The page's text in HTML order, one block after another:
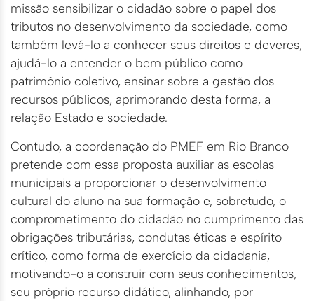
missão sensibilizar o cidadão sobre o papel dos
tributos no desenvolvimento da sociedade, como
também levá-lo a conhecer seus direitos e deveres,
ajudá-lo a entender o bem público como
patrimônio coletivo, ensinar sobre a gestão dos
recursos públicos, aprimorando desta forma, a
relação Estado e sociedade.
Contudo, a coordenação do PMEF em Rio Branco
pretende com essa proposta auxiliar as escolas
municipais a proporcionar o desenvolvimento
cultural do aluno na sua formação e, sobretudo, o
comprometimento do cidadão no cumprimento das
obrigações tributárias, condutas éticas e espírito
crítico, como forma de exercício da cidadania,
motivando-o a construir com seus conhecimentos,
seu próprio recurso didático, alinhando, por